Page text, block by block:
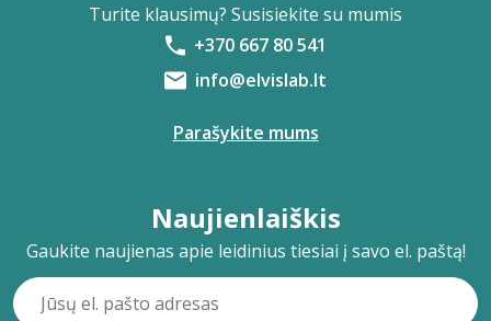
Turite klausimų? Susisiekite su mumis
+370 667 80 541
info@elvislab.lt
Parašykite mums
Naujienlaiškis
Gaukite naujienas apie leidinius tiesiai į savo el. paštą!